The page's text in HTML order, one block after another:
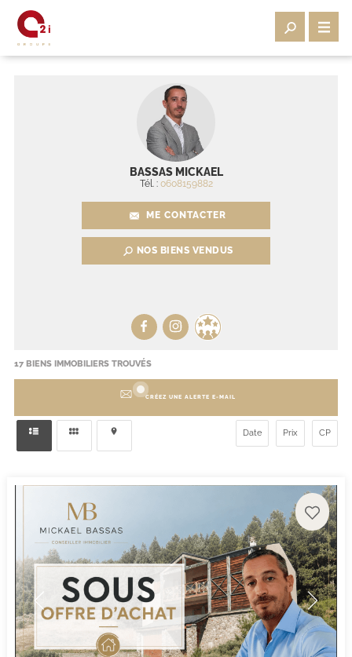
BASSAS MICKAEL
Tél. : 0608159882
ME CONTACTER
NOS BIENS VENDUS
17 BIENS IMMOBILIERS TROUVÉS
CRÉEZ UNE ALERTE E-MAIL
Date Prix CP